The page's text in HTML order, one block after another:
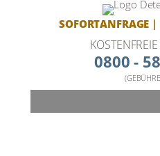
SOFORTANFRAGE |
0800 -